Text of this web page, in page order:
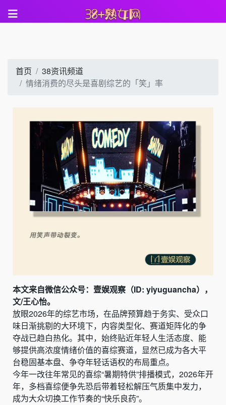
首页
38资讯频道
情绪消费的尽头是喜剧综艺的「笑」率
本文来自微信公众号：壹娱观察（ID: yiyuguancha），
文/王心怡。
放眼2026年的综艺市场，在品牌预算趋于务实、受众口
味日渐挑剔的大环境下，内容类型化、赛道矩阵化的争
夺战已趋白热化。其中，始终贴近年轻人生活态度、能
够提供高浓度情绪价值的喜综赛道，显然已成为各大平
台稳固基本盘、争夺年轻话语权的布局重点。
今年一改往年常见的喜综“暑期特供”排播模式，2026年开
年，多档喜综便争先恐后带着轻松解压气质集中发力，
成为大众切换工作节奏的“快乐良药”。